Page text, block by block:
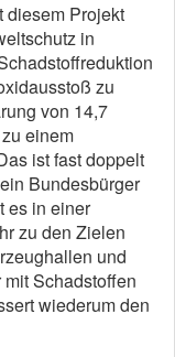
diesem Projekt
in
zu
von 14,7
einem
ist fast doppelt
Bundesbürger
es in einer
zu den Zielen
und
Schadstoffen
wiederum den